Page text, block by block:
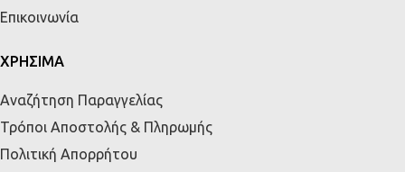
Επικοινωνία
ΧΡΗΣΙΜΑ
Αναζήτηση Παραγγελίας
Τρόποι Αποστολής & Πληρωμής
Πολιτική Απορρήτου